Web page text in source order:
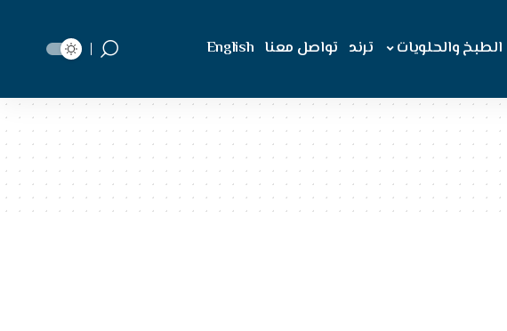
الطبخ والحلويات ترند تواصل معنا English